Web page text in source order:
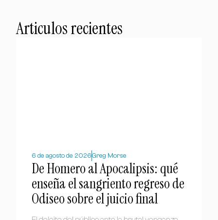
Articulos recientes
6 de agosto de 2026Greg Morse
De Homero al Apocalipsis: qué
enseña el sangriento regreso de
Odiseo sobre el juicio final